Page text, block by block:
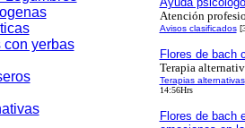
con yerbas
Atención
Avisos clasificados
Flores de bach
Terapia
Terapias alternativas
14:56Hrs
Flores de bach